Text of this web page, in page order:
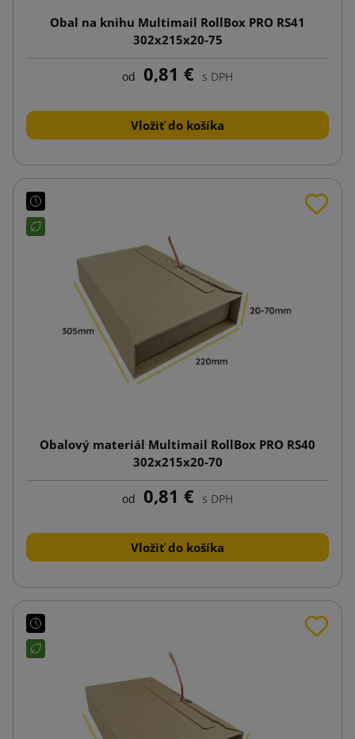
Obal na knihu Multimail RollBox PRO RS41
302x215x20-75
od 0,81 € s DPH
Vložiť do košíka
Obalový materiál Multimail RollBox PRO RS40
302x215x20-70
od 0,81 € s DPH
Vložiť do košíka